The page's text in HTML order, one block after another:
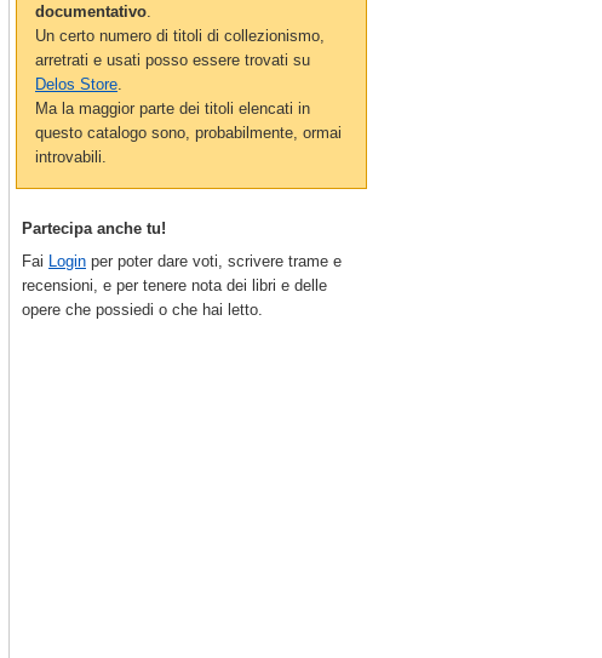
documentativo
Un certo numero di titoli di collezionismo,
arretrati e usati posso essere trovati su
Delos Store
Ma la maggior parte dei titoli elencati in
questo catalogo sono, probabilmente, ormai
introvabili.
Partecipa anche tu!
Fai Login per poter dare voti, scrivere trame e
recensioni, e per tenere nota dei libri e delle
opere che possiedi o che hai letto.